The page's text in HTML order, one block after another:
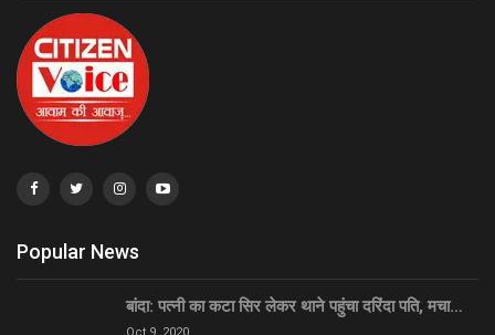
Popular News
बांदा: पत्नी का कटा सिर लेकर थाने पहुंचा दरिंदा पति, मचा…
Oct 9, 2020